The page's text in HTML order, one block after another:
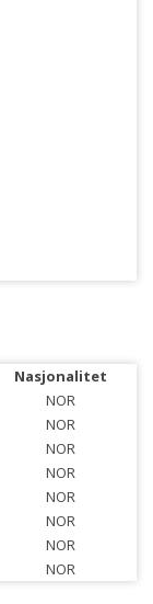
Nasjonalitet
NOR
NOR
NOR
NOR
NOR
NOR
NOR
NOR